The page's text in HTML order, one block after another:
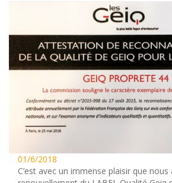
01/6/2018
C’est avec un immense plaisir que